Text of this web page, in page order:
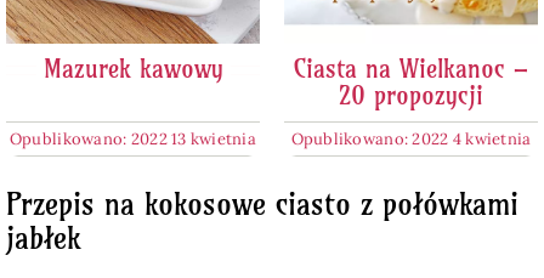
Mazurek kawowy
Opublikowano: 2022 13 kwietnia
Ciasta na Wielkanoc –
20 propozycji
Opublikowano: 2022 4 kwietnia
Przepis na kokosowe ciasto z połówkami
jabłek